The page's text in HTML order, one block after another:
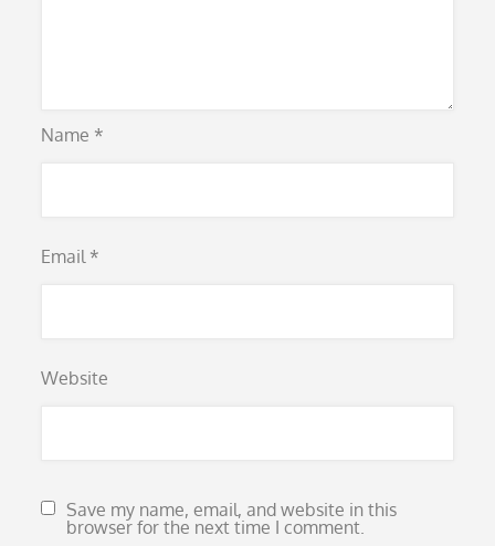
Name *
Email *
Website
Save my name, email, and website in this
browser for the next time I comment.